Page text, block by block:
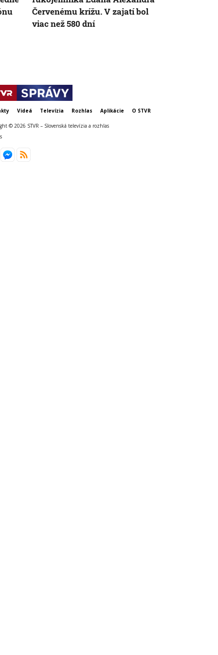
Červenému krížu. V zajatí bol
viac než 580 dní
Videá Televízia Rozhlas Aplikácie O STVR
© 2026 STVR – Slovenská televízia a rozhlas